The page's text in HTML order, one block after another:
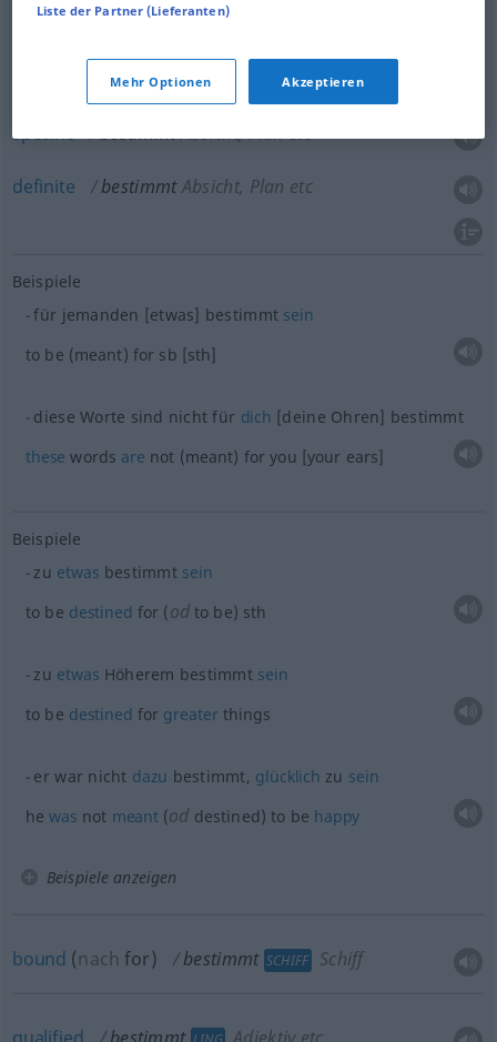
bestimmt Absicht, Plan etc
specific bestimmtAbsicht, Plan etc
definite bestimmt Absicht, Plan etc
Beispiele
für jemanden [etwas] bestimmt sein
to be (meant) for sb [sth]
diese Worte sind nicht für dich [deine Ohren] bestimmt
these words are not (meant) for you [your ears]
Beispiele
zu etwas bestimmt sein
to be destined for (odto be) sth
zu etwas Höherem bestimmt sein
to be destined for greaterthings
er war nicht dazu bestimmt, glücklich zu sein
hewas not meant(od destined) to be happy
Beispiele anzeigen
bound (nach for) bestimmt SCHIFF Schiff
Liste der Partner (Lieferanten)
Mehr Optionen Akzeptieren